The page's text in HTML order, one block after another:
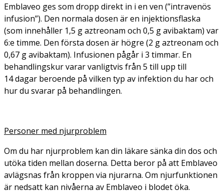
Emblaveo ges som dropp direkt in i en ven (”intravenös
infusion”). Den normala dosen är en injektionsflaska
(som innehåller 1,5 g aztreonam och 0,5 g avibaktam) var
6:e timme. Den första dosen är högre (2 g aztreonam och
0,67 g avibaktam). Infusionen pågår i 3 timmar. En
behandlingskur varar vanligtvis från 5 till upp till
14 dagar beroende på vilken typ av infektion du har och
hur du svarar på behandlingen.
Personer med njurproblem
Om du har njurproblem kan din läkare sänka din dos och
utöka tiden mellan doserna. Detta beror på att Emblaveo
avlägsnas från kroppen via njurarna. Om njurfunktionen
är nedsatt kan nivåerna av Emblaveo i blodet öka.